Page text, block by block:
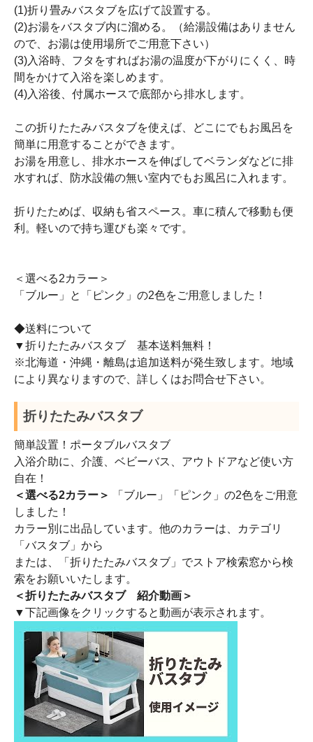
(1)折り畳みバスタブを広げて設置する。
(2)お湯をバスタブ内に溜める。（給湯設備はありません
ので、お湯は使用場所でご用意下さい）
(3)入浴時、フタをすればお湯の温度が下がりにくく、時
間をかけて入浴を楽しめます。
(4)入浴後、付属ホースで底部から排水します。
この折りたたみバスタブを使えば、どこにでもお風呂を
簡単に用意することができます。
お湯を用意し、排水ホースを伸ばしてベランダなどに排
水すれば、防水設備の無い室内でもお風呂に入れます。
折りたためば、収納も省スペース。車に積んで移動も便
利。軽いので持ち運びも楽々です。
＜選べる2カラー＞
「ブルー」と「ピンク」の2色をご用意しました！
◆送料について
▼折りたたみバスタブ 基本送料無料！
※北海道・沖縄・離島は追加送料が発生致します。地域
により異なりますので、詳しくはお問合せ下さい。
折りたたみバスタブ
簡単設置！ポータブルバスタブ
入浴介助に、介護、ベビーバス、アウトドアなど使い方
自在！
＜選べる2カラー＞
「ブルー」「ピンク」の2色をご用意
しました！
カラー別に出品しています。他のカラーは、カテゴリ
「バスタブ」から
または、「折りたたみバスタブ」でストア検索窓から検
索をお願いいたします。
＜折りたたみバスタブ 紹介動画＞
▼下記画像をクリックすると動画が表示されます。